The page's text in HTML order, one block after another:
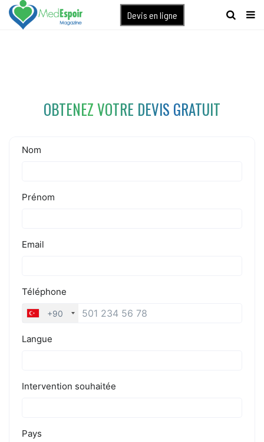
[maxbutton name="devis express"]
Devis en ligne
OBTENEZ VOTRE DEVIS GRATUIT